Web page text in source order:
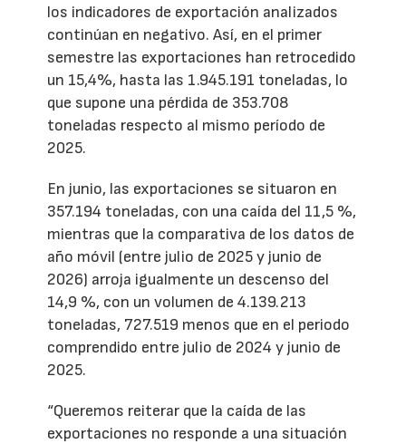
los indicadores de exportación analizados
continúan en negativo. Así, en el primer
semestre las exportaciones han retrocedido
un 15,4%, hasta las 1.945.191 toneladas, lo
que supone una pérdida de 353.708
toneladas respecto al mismo período de
2025.
En junio, las exportaciones se situaron en
357.194 toneladas, con una caída del 11,5 %,
mientras que la comparativa de los datos de
año móvil (entre julio de 2025 y junio de
2026) arroja igualmente un descenso del
14,9 %, con un volumen de 4.139.213
toneladas, 727.519 menos que en el periodo
comprendido entre julio de 2024 y junio de
2025.
“Queremos reiterar que la caída de las
exportaciones no responde a una situación